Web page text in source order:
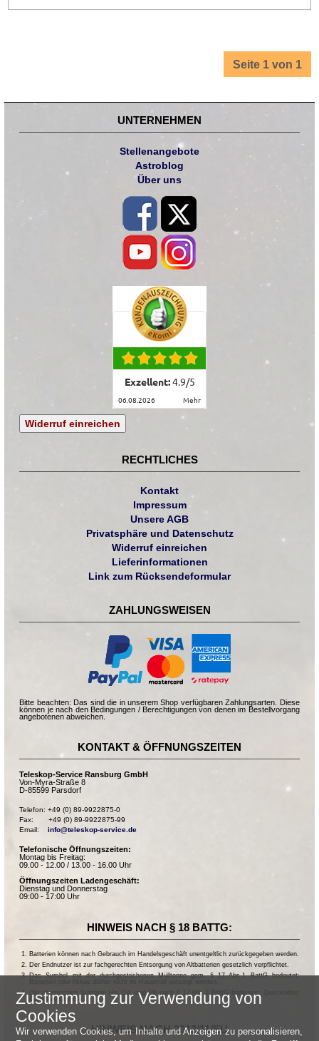
Seite 1 von 1
UNTERNEHMEN
Stellenangebote
Astroblog
Über uns
Exzellent:4.9/5
06.08.2026 mehr
Widerruf einreichen
RECHTLICHES
Kontakt
Impressum
Unsere AGB
Privatsphäre und Datenschutz
Widerruf einreichen
Lieferinformationen
Link zum Rücksendeformular
ZAHLUNGSWEISEN
Bitte beachten: Das sind die in unserem Shop verfügbaren Zahlungsarten. Diese
können je nach den Bedingungen / Berechtigungen von denen im Bestellvorgang
angebotenen abweichen.
KONTAKT & ÖFFNUNGSZEITEN
Teleskop-Service Ransburg GmbH
Von-Myra-Straße 8
D-85599 Parsdorf
Telefon: +49 (0) 89-9922875-0
Fax:       +49 (0) 89-9922875-99
Email: info@teleskop-service.de
Telefonische Öffnungszeiten:
Montag bis Freitag:
09.00 - 12.00 / 13.00 - 16.00 Uhr
Öffnungszeiten Ladengeschäft:
Dienstag und Donnerstag
09:00 - 17:00 Uhr
HINWEIS NACH § 18 BATTG:
Batterien können nach Gebrauch im Handelsgeschäft unentgeltlich zurückgegeben werden.
Der Endnutzer ist zur fachgerechten Entsorgung von Altbatterien gesetzlich verpflichtet.
Das Symbol mit der durchgestrichenen Mülltonne gem. § 17 Abs.1 BattG bedeutet:
Die chemischen Symbole Hg, Cd, und Pb nach § 17 Abs.3 BattG bedeuten: Quecksilber,
Cadmium und Blei.
HINWEIS NACH 2013/11/EU
Zustimmung zur Verwendung von
Cookies
Wir verwenden Cookies, um Inhalte und Anzeigen zu personalisieren,